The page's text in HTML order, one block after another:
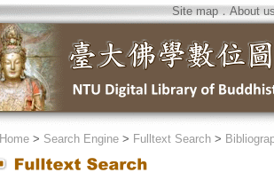
Site map．About us
Home> Search Engine> Fulltext Search>